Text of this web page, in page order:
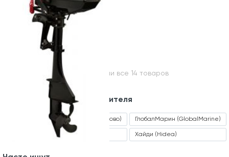
Вы посмотрели все 14 товаров
Модельный ряд производителя
ALFFA (Альфа) Seanovo (Сеаново)
Sea Pro
ГлобалМарин (GlobalMarine)
Хайди (Hidea)